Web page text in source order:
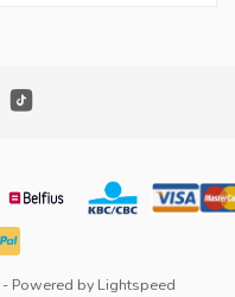
- Powered by Lightspeed